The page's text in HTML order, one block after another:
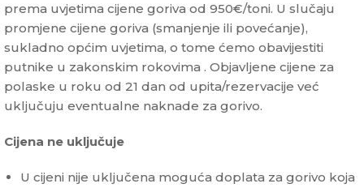
prema uvjetima cijene goriva od 950€/toni. U slučaju
promjene cijene goriva (smanjenje ili povećanje),
sukladno općim uvjetima, o tome ćemo obavijestiti
putnike u zakonskim rokovima . Objavljene cijene za
polaske u roku od 21 dan od upita/rezervacije već
uključuju eventualne naknade za gorivo.
Cijena ne uključuje
U cijeni nije uključena moguća doplata za gorivo koja